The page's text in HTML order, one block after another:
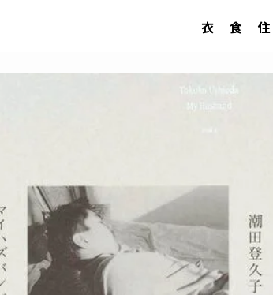
衣 食 住